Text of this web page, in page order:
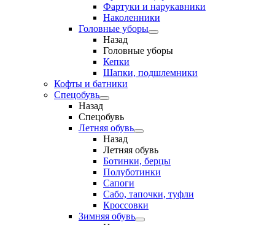
Фартуки и нарукавники
Наколенники
Головные уборы
Назад
Головные уборы
Кепки
Шапки, подшлемники
Кофты и батники
Спецобувь
Назад
Спецобувь
Летняя обувь
Назад
Летняя обувь
Ботинки, берцы
Полуботинки
Сапоги
Сабо, тапочки, туфли
Кроссовки
Зимняя обувь